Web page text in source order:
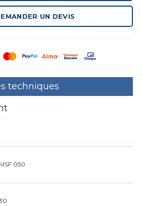
UN DEVIS
techniques
MSF 050